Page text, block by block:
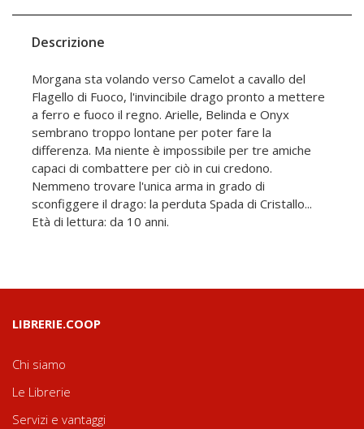
Descrizione
Morgana sta volando verso Camelot a cavallo del
Flagello di Fuoco, l'invincibile drago pronto a mettere
a ferro e fuoco il regno. Arielle, Belinda e Onyx
sembrano troppo lontane per poter fare la
differenza. Ma niente è impossibile per tre amiche
capaci di combattere per ciò in cui credono.
Nemmeno trovare l'unica arma in grado di
sconfiggere il drago: la perduta Spada di Cristallo...
Età di lettura: da 10 anni.
LIBRERIE.COOP
Chi siamo
Le Librerie
Servizi e vantaggi